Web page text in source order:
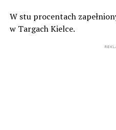
W stu procentach
w Targach Kielce.